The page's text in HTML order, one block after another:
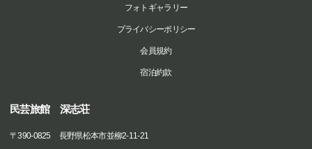
フォトギャラリー
プライバシーポリシー
会員規約
宿泊約款
民芸旅館 深志荘
〒390-0825 長野県松本市並柳2-11-21